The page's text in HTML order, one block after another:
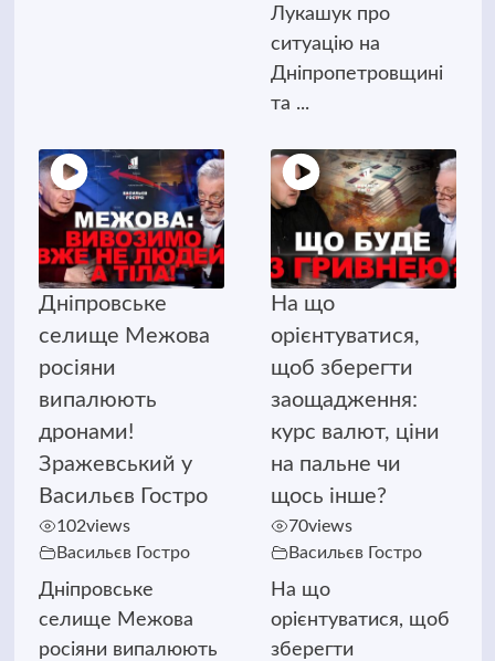
Лукашук про
ситуацію на
Дніпропетровщині
та ...
Дніпровське
селище Межова
росіяни
випалюють
дронами!
Зражевський у
Васильєв Гостро
102views
Васильєв Гостро
Дніпровське
селище Межова
росіяни випалюють
На що
орієнтуватися,
щоб зберегти
заощадження:
курс валют, ціни
на пальне чи
щось інше?
70views
Васильєв Гостро
На що
орієнтуватися, щоб
зберегти